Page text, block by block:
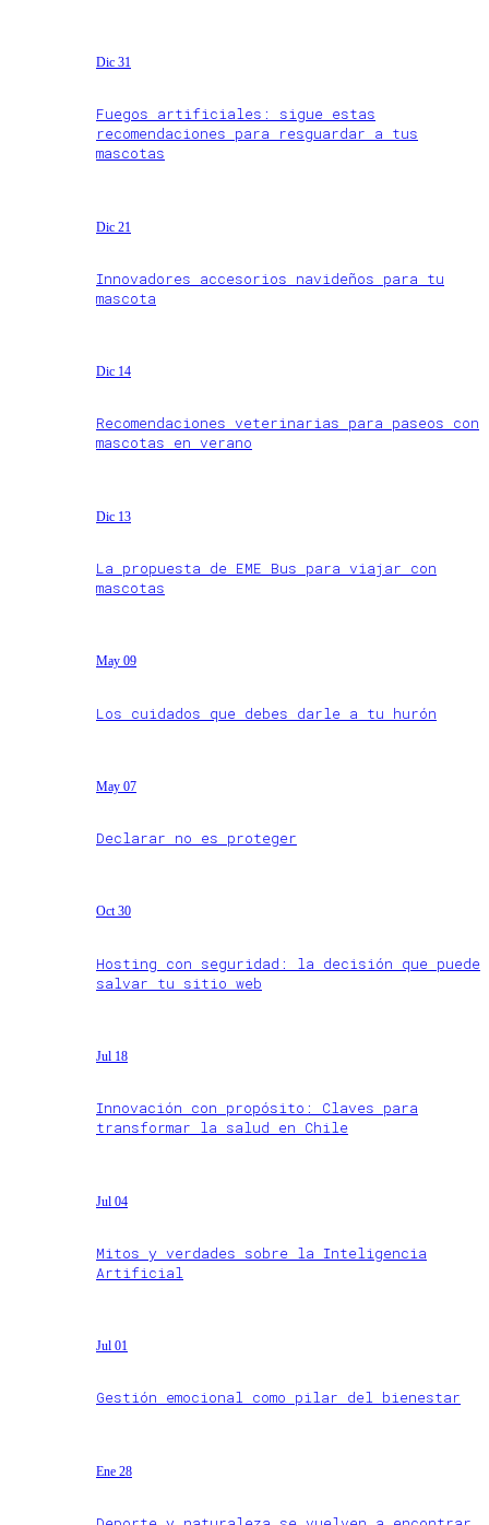
Dic 31
Fuegos artificiales: sigue estas
recomendaciones para resguardar a tus
mascotas
Dic 21
Innovadores accesorios navideños para tu
mascota
Dic 14
Recomendaciones veterinarias para paseos con
mascotas en verano
Dic 13
La propuesta de EME Bus para viajar con
mascotas
May 09
Los cuidados que debes darle a tu hurón
May 07
Declarar no es proteger
Oct 30
Hosting con seguridad: la decisión que puede
salvar tu sitio web
Jul 18
Innovación con propósito: Claves para
transformar la salud en Chile
Jul 04
Mitos y verdades sobre la Inteligencia
Artificial
Jul 01
Gestión emocional como pilar del bienestar
Ene 28